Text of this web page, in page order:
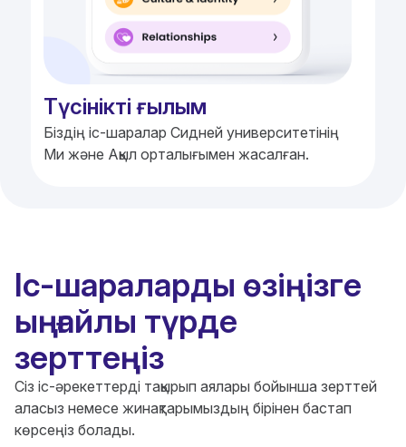
Түсінікті ғылым
Біздің іс-шаралар Сидней университетінің
Ми және Ақыл орталығымен жасалған.
Іс-шараларды өзіңізге
ыңғайлы түрде
зерттеңіз
Сіз іс-әрекеттерді тақырып аялары бойынша зерттей
аласыз немесе жинақтарымыздың бірінен бастап
көрсеңіз болады.